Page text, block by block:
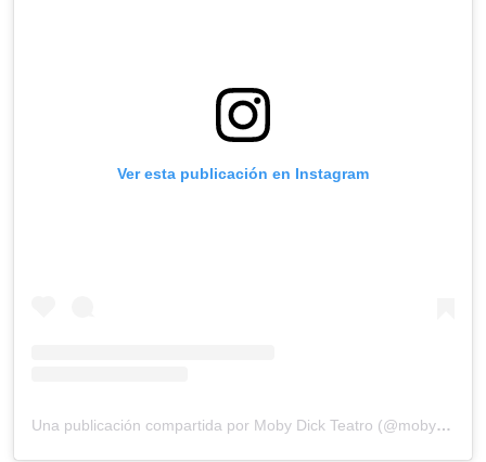
Ver esta publicación en Instagram
Una publicación compartida por Moby Dick Teatro (@mobydick_teatro)